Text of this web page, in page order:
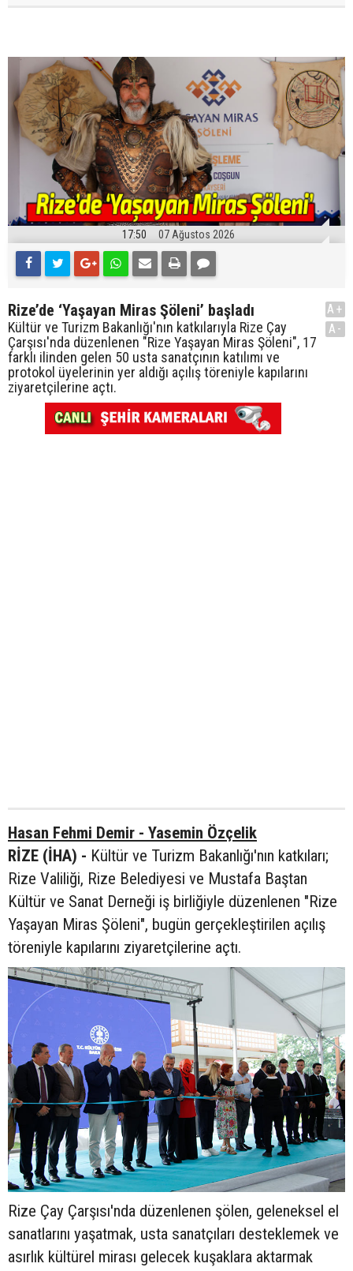
17:50 07 Ağustos 2026
Rize’de ‘Yaşayan Miras Şöleni’ başladı
Kültür ve Turizm Bakanlığı'nın katkılarıyla Rize Çay
Çarşısı'nda düzenlenen "Rize Yaşayan Miras Şöleni", 17
farklı ilinden gelen 50 usta sanatçının katılımı ve
protokol üyelerinin yer aldığı açılış töreniyle kapılarını
ziyaretçilerine açtı.
A+
A-
Hasan Fehmi Demir - Yasemin Özçelik
RİZE (İHA) - Kültür ve Turizm Bakanlığı'nın katkıları;
Rize Valiliği, Rize Belediyesi ve Mustafa Baştan
Kültür ve Sanat Derneği iş birliğiyle düzenlenen "Rize
Yaşayan Miras Şöleni", bugün gerçekleştirilen açılış
töreniyle kapılarını ziyaretçilerine açtı.
Rize Çay Çarşısı'nda düzenlenen şölen, geleneksel el
sanatlarını yaşatmak, usta sanatçıları desteklemek ve
asırlık kültürel mirası gelecek kuşaklara aktarmak